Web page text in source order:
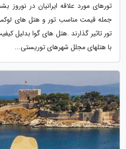
تورهای مورد علاقه ایرانیان در نوروز
جمله قیمت مناسب تور و هتل های
تور تاثیر گذارند .هتل های گوا بدلیل
با هتلهای مجلل شهرهای توریستی...